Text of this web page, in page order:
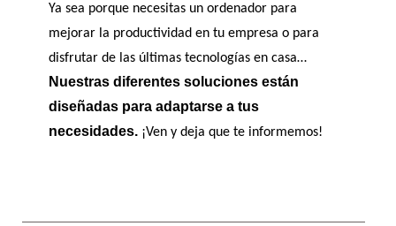
Ya sea porque necesitas un ordenador para
mejorar la productividad en tu empresa o para
Nuestras diferentes soluciones están
diseñadas para adaptarse a tus
necesidades. ¡Ven y deja que te informemos!